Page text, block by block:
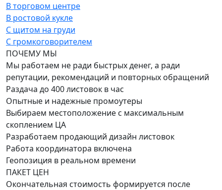
В торговом центре
В ростовой кукле
С щитом на груди
С громкоговорителем
ПОЧЕМУ МЫ
Мы работаем не ради быстрых денег, а ради
репутации, рекомендаций и повторных обращений
Раздача до 400 листовок в час
Опытные и надежные промоутеры
Выбираем местоположение с максимальным
скоплением ЦА
Разработаем продающий дизайн листовок
Работа координатора включена
Геопозиция в реальном времени
ПАКЕТ ЦЕН
Окончательная стоимость формируется после